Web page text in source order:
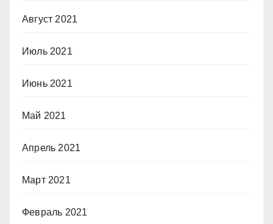
Август 2021
Июль 2021
Июнь 2021
Май 2021
Апрель 2021
Март 2021
Февраль 2021